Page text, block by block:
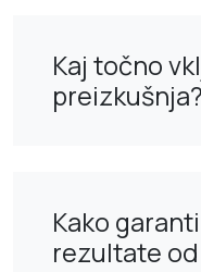
Kaj točno
preizkušnja?
Kako
rezultate